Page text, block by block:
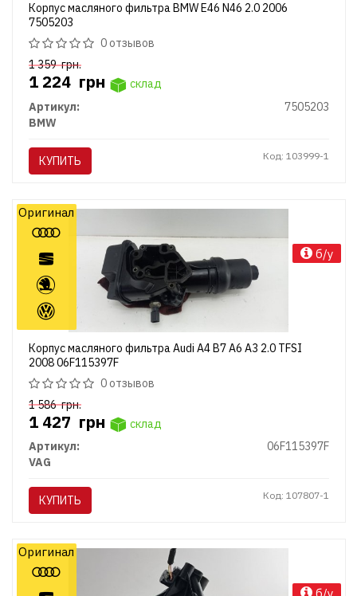
Корпус масляного фильтра BMW E46 N46 2.0 2006
7505203
0 отзывов
1 359грн.
1 224 грн
склад
Артикул:
7505203
BMW
КУПИТЬ Код: 103999-1
Корпус масляного фильтра Audi A4 B7 A6 A3 2.0 TFSI
2008 06F115397F
0 отзывов
1 586грн.
1 427 грн
склад
Артикул:
06F115397F
VAG
КУПИТЬ Код: 107807-1
Оригинал
б/у
Оригинал